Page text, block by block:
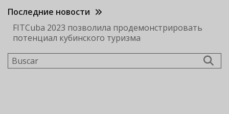
Последние новости
FITCuba 2023 позволила продемонстрировать
потенциал кубинского туризма
Buscar